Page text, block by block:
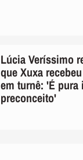
Lúcia Veríssimo
que Xuxa
em turnê: 'É pura
preconceito'